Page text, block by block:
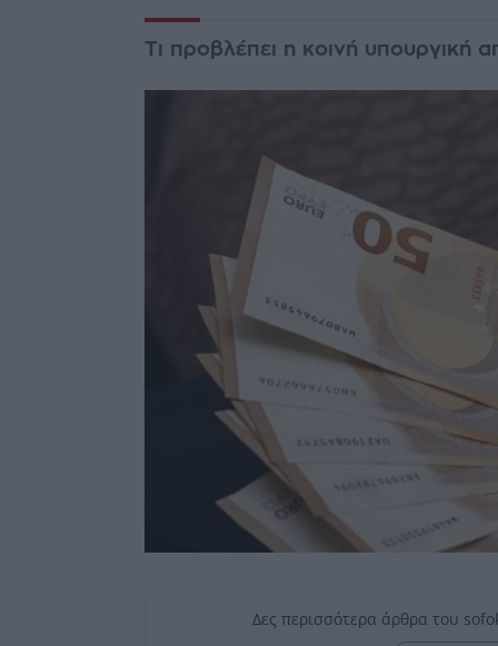
Τι προβλέπει η κοινή
Δες περισσότερα άρθρα του